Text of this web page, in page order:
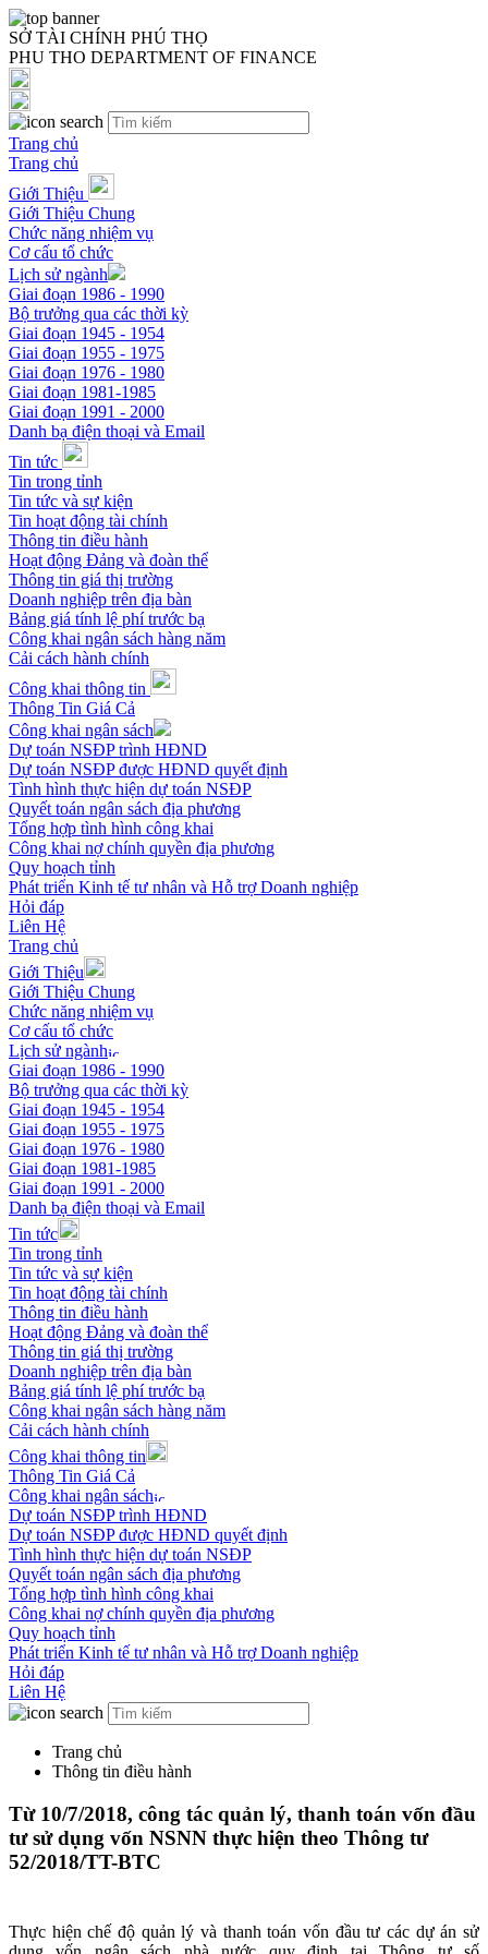
SỞ TÀI CHÍNH PHÚ THỌ
PHU THO DEPARTMENT OF FINANCE
Trang chủ
Trang chủ
Giới Thiệu
Giới Thiệu Chung
Chức năng nhiệm vụ
Cơ cấu tổ chức
Lịch sử ngành
Giai đoạn 1986 - 1990
Bộ trưởng qua các thời kỳ
Giai đoạn 1945 - 1954
Giai đoạn 1955 - 1975
Giai đoạn 1976 - 1980
Giai đoạn 1981-1985
Giai đoạn 1991 - 2000
Danh bạ điện thoại và Email
Tin tức
Tin trong tỉnh
Tin tức và sự kiện
Tin hoạt động tài chính
Thông tin điều hành
Hoạt động Đảng và đoàn thể
Thông tin giá thị trường
Doanh nghiệp trên địa bàn
Bảng giá tính lệ phí trước bạ
Công khai ngân sách hàng năm
Cải cách hành chính
Công khai thông tin
Thông Tin Giá Cả
Công khai ngân sách
Dự toán NSĐP trình HĐND
Dự toán NSĐP được HĐND quyết định
Tình hình thực hiện dự toán NSĐP
Quyết toán ngân sách địa phương
Tổng hợp tình hình công khai
Công khai nợ chính quyền địa phương
Quy hoạch tỉnh
Phát triển Kinh tế tư nhân và Hỗ trợ Doanh nghiệp
Hỏi đáp
Liên Hệ
Trang chủ
Giới Thiệu
Giới Thiệu Chung
Chức năng nhiệm vụ
Cơ cấu tổ chức
Lịch sử ngành
Giai đoạn 1986 - 1990
Bộ trưởng qua các thời kỳ
Giai đoạn 1945 - 1954
Giai đoạn 1955 - 1975
Giai đoạn 1976 - 1980
Giai đoạn 1981-1985
Giai đoạn 1991 - 2000
Danh bạ điện thoại và Email
Tin tức
Tin trong tỉnh
Tin tức và sự kiện
Tin hoạt động tài chính
Thông tin điều hành
Hoạt động Đảng và đoàn thể
Thông tin giá thị trường
Doanh nghiệp trên địa bàn
Bảng giá tính lệ phí trước bạ
Công khai ngân sách hàng năm
Cải cách hành chính
Công khai thông tin
Thông Tin Giá Cả
Công khai ngân sách
Dự toán NSĐP trình HĐND
Dự toán NSĐP được HĐND quyết định
Tình hình thực hiện dự toán NSĐP
Quyết toán ngân sách địa phương
Tổng hợp tình hình công khai
Công khai nợ chính quyền địa phương
Quy hoạch tỉnh
Phát triển Kinh tế tư nhân và Hỗ trợ Doanh nghiệp
Hỏi đáp
Liên Hệ
Trang chủ
Thông tin điều hành
Từ 10/7/2018, công tác quản lý, thanh toán vốn đầu
tư sử dụng vốn NSNN thực hiện theo Thông tư
52/2018/TT-BTC
Thực hiện chế độ quản lý và thanh toán vốn đầu tư các dự án sử